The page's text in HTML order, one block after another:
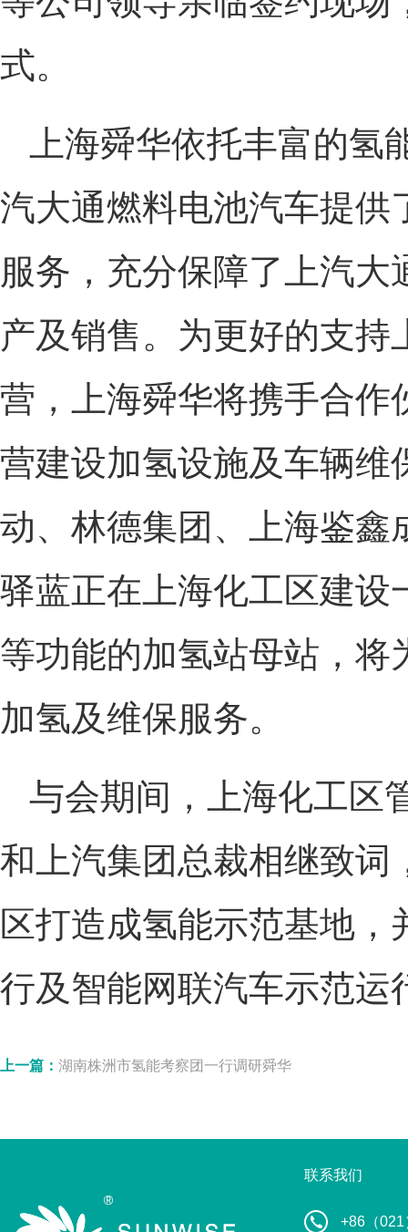
式。
上海舜华依托丰富的
汽大通燃料电池汽车提供
服务，充分保障了上汽
产及销售。为更好的支
营，上海舜华将携手合作
营建设加氢设施及车辆维
动、林德集团、上海鉴鑫
驿蓝正在上海化工区建设
等功能的加氢站母站，将
加氢及维保服务。
与会期间，上海化工区
和上汽集团总裁相继致词
区打造成氢能示范基地
行及智能网联汽车示范运
上一篇： 湖南株洲市氢能考察团一行调研舜华
联系我们
+86（